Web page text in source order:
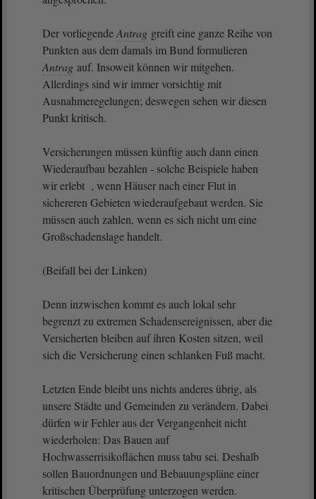
Der vorliegendeAntrag greift eine ganze Reihe von
Punkten aus dem damals im Bund formulieren
Antrag auf. Insoweit können wir mitgehen.
Allerdings sind wir immer vorsichtig mit
Ausnahmeregelungen; deswegen sehen wir diesen
Punkt kritisch.
Versicherungen müssen künftig auch dann einen
Wiederaufbau bezahlen - solche Beispiele haben
wir erlebt , wenn Häuser nach einer Flut in
sichereren Gebieten wiederaufgebaut werden. Sie
müssen auch zahlen, wenn es sich nicht um eine
Großschadenslage handelt.
(Beifall bei der Linken)
Denn inzwischen kommt es auch lokal sehr
begrenzt zu extremen Schadensereignissen, aber die
Versicherten bleiben auf ihren Kosten sitzen, weil
sich die Versicherung einen schlanken Fuß macht.
Letzten Ende bleibt uns nichts anderes übrig, als
unsere Städte und Gemeinden zu verändern. Dabei
dürfen wir Fehler aus der Vergangenheit nicht
wiederholen: Das Bauen auf
Hochwasserrisikoflächen muss tabu sei. Deshalb
sollen Bauordnungen und Bebauungspläne einer
kritischen Überprüfung unterzogen werden.